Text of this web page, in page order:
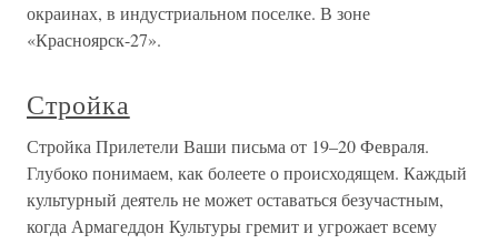
окраинах, в индустриальном поселке. В зоне
«Красноярск-27».
Стройка
Стройка Прилетели Ваши письма от 19–20 Февраля.
Глубоко понимаем, как болеете о происходящем. Каждый
культурный деятель не может оставаться безучастным,
когда Армагеддон Культуры гремит и угрожает всему